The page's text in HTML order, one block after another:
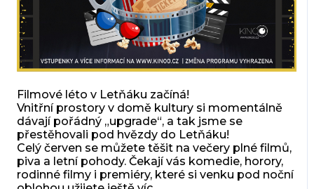
Filmové léto v Letňáku začíná!
Vnitřní prostory v domě kultury si momentálně
dávají pořádný „upgrade“, a tak jsme se
přestěhovali pod hvězdy do Letňáku!
Celý červen se můžete těšit na večery plné filmů,
piva a letní pohody. Čekají vás komedie, horory,
rodinné filmy i premiéry, které si venku pod noční